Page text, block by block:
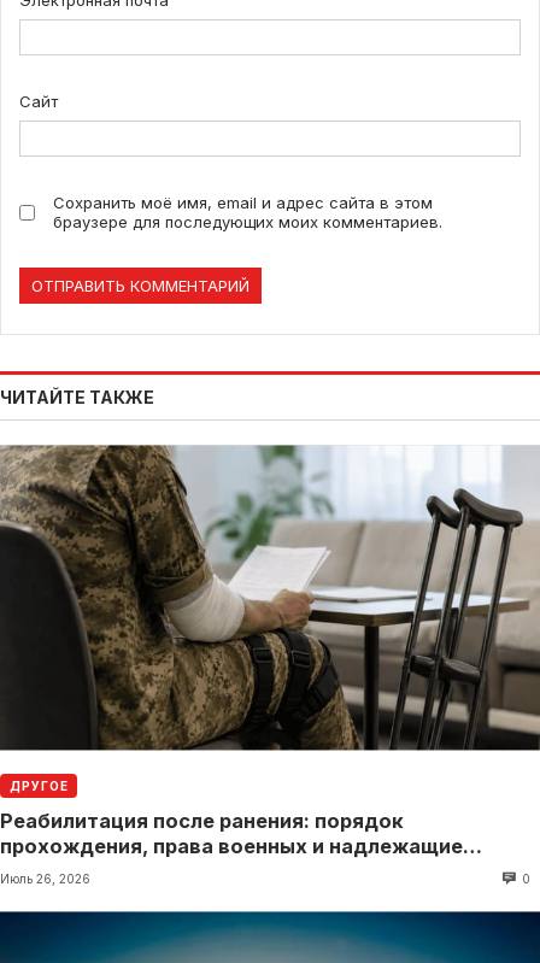
Сайт
Сохранить моё имя, email и адрес сайта в этом
браузере для последующих моих комментариев.
ЧИТАЙТЕ ТАКЖЕ
ДРУГОЕ
Реабилитация после ранения: порядок
прохождения, права военных и надлежащие
выплаты
Июль 26, 2026 0